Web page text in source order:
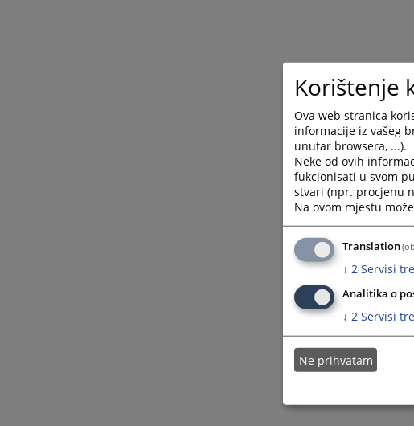
Korištenje
Ova web stranica
informacije iz vašeg
unutar browsera, ...).
Neke od ovih
fukcionisati u svom
stvari (npr. procjenu
Na ovom mjestu
Translation
↓ 2 Servisi
Analitika o
↓ 2 Servisi
Ne prihvatam